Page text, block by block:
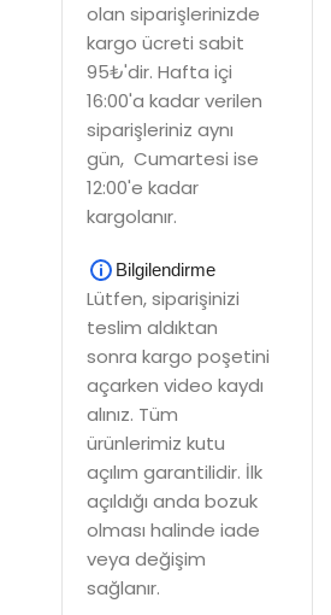
olan siparişlerinizde
kargo ücreti sabit
95₺'dir. Hafta içi
16:00'a kadar verilen
siparişleriniz aynı
gün, Cumartesi ise
12:00'e kadar
kargolanır.
Bilgilendirme
Lütfen, siparişinizi
teslim aldıktan
sonra kargo poşetini
açarken video kaydı
alınız. Tüm
ürünlerimiz kutu
açılım garantilidir. İlk
açıldığı anda bozuk
olması halinde iade
veya değişim
sağlanır.